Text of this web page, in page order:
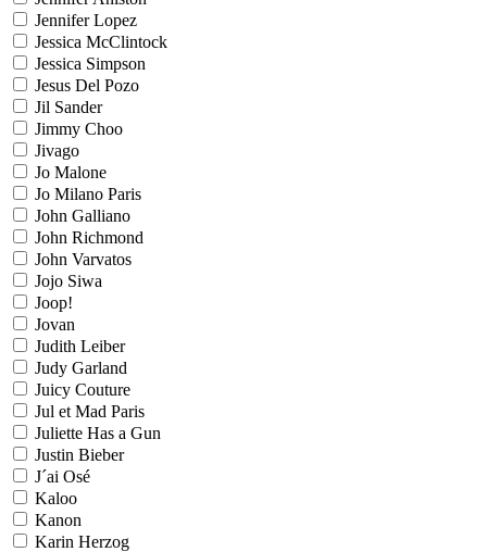
Jennifer Lopez
Jessica McClintock
Jessica Simpson
Jesus Del Pozo
Jil Sander
Jimmy Choo
Jivago
Jo Malone
Jo Milano Paris
John Galliano
John Richmond
John Varvatos
Jojo Siwa
Joop!
Jovan
Judith Leiber
Judy Garland
Juicy Couture
Jul et Mad Paris
Juliette Has a Gun
Justin Bieber
J´ai Osé
Kaloo
Kanon
Karin Herzog